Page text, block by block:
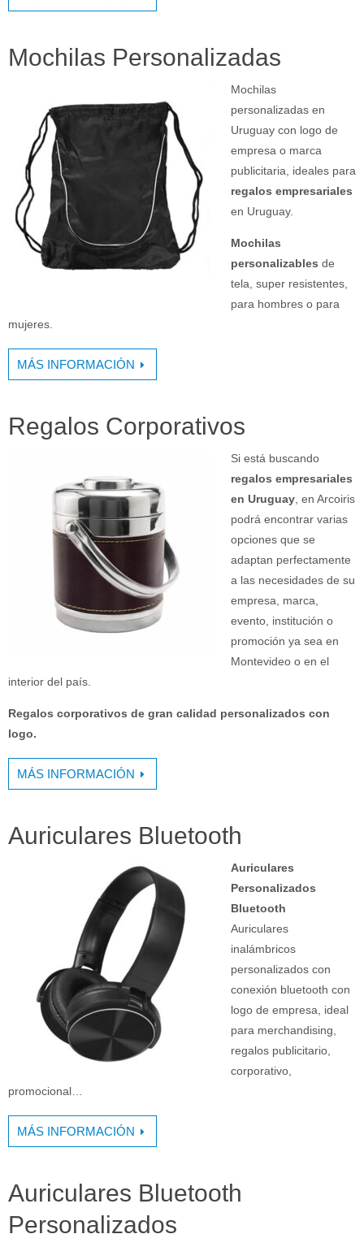
Mochilas Personalizadas
Mochilas
personalizadas en
Uruguay con logo de
empresa o marca
publicitaria, ideales para
regalos empresariales
en Uruguay.
Mochilas
personalizables de
tela, super resistentes,
para hombres o para
mujeres.
MÁS INFORMACIÓN
Regalos Corporativos
Si está buscando
regalos empresariales
en Uruguay , en Arcoiris
podrá encontrar varias
opciones que se
adaptan perfectamente
a las necesidades de su
empresa, marca,
evento, institución o
promoción ya sea en
Montevideo o en el
interior del país.
Regalos corporativos de gran calidad personalizados con
logo.
MÁS INFORMACIÓN
Auriculares Bluetooth
Auriculares
Personalizados
Bluetooth
Auriculares
inalámbricos
personalizados con
conexión bluetooth con
logo de empresa, ideal
para merchandising,
regalos publicitario,
corporativo,
promocional…
MÁS INFORMACIÓN
Auriculares Bluetooth
Personalizados